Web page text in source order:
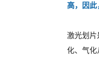
高，因此
激光划
化、气